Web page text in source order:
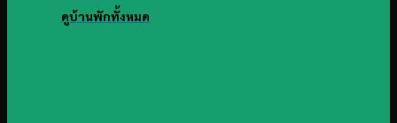
ดูบ้านพักทั้งหมด